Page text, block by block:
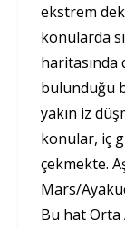
ekstrem
konularda
bulunduğu
yakın iz
konular, iç
çekmekte.
Mars/
Bu hat Orta